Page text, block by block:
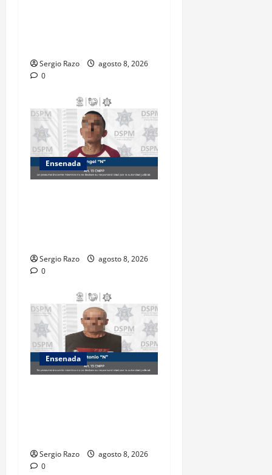
Sergio Razo
agosto 8, 2026
0
Ensenada
Sergio Razo
agosto 8, 2026
0
Ensenada
Sergio Razo
agosto 8, 2026
0